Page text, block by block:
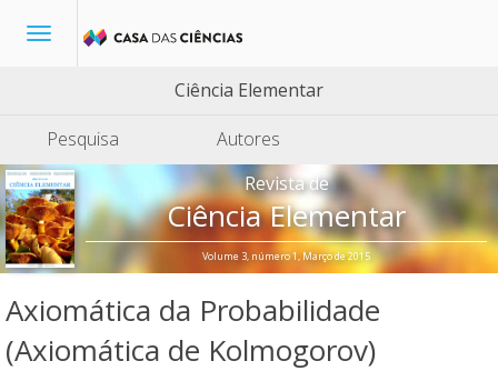
Toggle
Ciência Elementar
Pesquisa
Autores
Revista de
Ciência Elementar
Volume 3, número 1, Março de 2015
Axiomática da Probabilidade
(Axiomática de Kolmogorov)